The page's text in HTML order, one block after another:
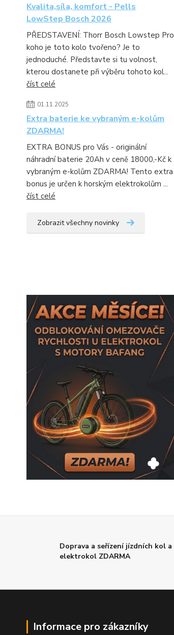
Kvalita,síla, komfort - Pells
LowStep Bosch 2026
PŘEDSTAVENÍ: Thorr Bosch Lowstep Pro
koho je toto kolo tvořeno? Je to
jednoduché. Představte si tu volnost,
kterou dostanete při výběru tohoto kol...
číst celé
01.11.2025
Extra baterie ke vybraným e-kolům
ZDARMA!
EXTRA BONUS pro Vás - originální
náhradní baterie 20Ah v ceně 18000,-Kč k
vybraným e-kolům ZDARMA! Tento extra
bonus je určen k horským elektrokolům ...
číst celé
Zobrazit všechny novinky
Doprava a seřízení jízdních kol a
elektrokol ZDARMA
Informace pro zákazníky